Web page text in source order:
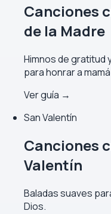
Canciones
de la Madre
Himnos de gratitud
para honrar a
Ver guía →
San Valentín
Canciones
Valentín
Baladas suaves
Dios.